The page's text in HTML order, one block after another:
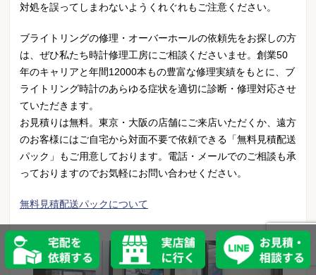
対処を誤ってしまわないようくれぐれもご注意ください。
ブライトリングの修理・オーバーホールの依頼先をお探しの方
は、ぜひ私たち時計修理工房にご相談くださいませ。創業50
年のキャリアと年間12000本もの豊富な修理実績をもとに、ブ
ライトリング時計のあらゆる症状を適切に診断・修理対応させ
ていただきます。
お見積りは無料。東京・大阪の店舗にご来店いただくか、遠方
のお客様にはご自宅から対面不要で依頼できる「無料見積配送
パック」もご用意しております。電話・メールでのご相談も承
っておりますのでお気軽にお問い合わせください。
無料見積配送パックについて
宅配を依頼する 実店舗に行く